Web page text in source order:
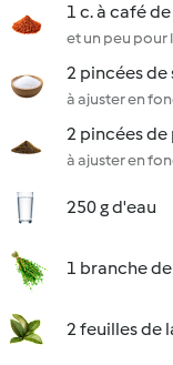
1 c. à café
et un peu pour
2 pincées de
à ajuster en
2 pincées
à ajuster en
250 g d'eau
1 branche
2 feuilles de